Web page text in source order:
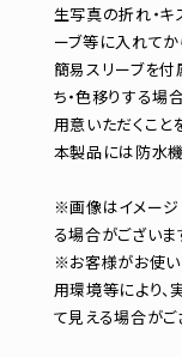
生写真の折れ・キ
ーブ等に入れてか
簡易スリーブを付
ち・色移りする場
用意いただくこと
本製品には防水機
※画像はイメージ
る場合がございま
※お客様がお使い
用環境等により
て見える場合がご